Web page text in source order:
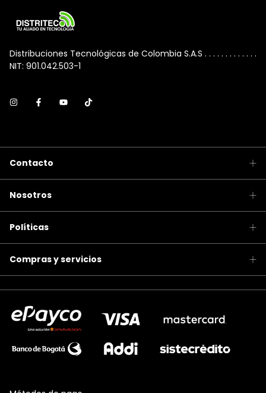
Distribuciones Tecnológicas de Colombia S.A.S . . . . . . . . . . . . .
NIT: 901.042.503-1
Contacto
Nosotros
Políticas
Compras y servicios